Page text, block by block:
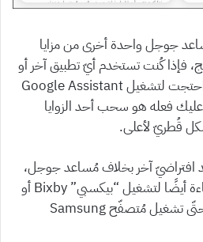
جوجل واحدة أخرى من مزايا
فإذا كُنت تستخدم أيّ تطبيق آخر أو
تفعل أي شيء على الهاتف واحتجت لتشغيل Google Assistant
فعله هو سحب أحد الزوايا
قُطريّ لأعلى.
آخر بخلاف مُساعد جوجل،
فيُمكنك استخدام هذه الإيماءة أيضًا لتشغيل “بيكسبي” Bixby أو
مُساعد “فايندر” Finder، وحتّى تشغيل مُتصفّح Samsung